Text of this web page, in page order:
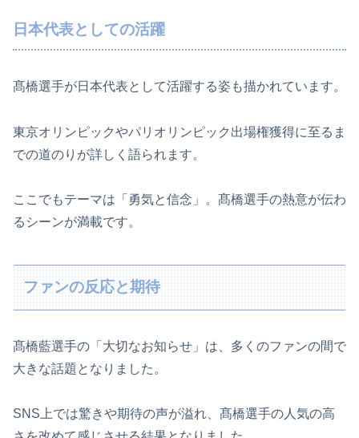
日本代表としての活躍
髙橋選手が日本代表として活躍する姿も描かれています。
東京オリンピックやパリオリンピック出場権獲得に至るま
での道のりが詳しく語られます。
ここでもテーマは「勇気と信念」。髙橋選手の熱意が伝わ
るシーンが満載です。
ファンの反応と期待
髙橋藍選手の「大切なお知らせ」は、多くのファンの間で
大きな話題となりました。
SNS上では驚きや期待の声が溢れ、髙橋選手の人気の高